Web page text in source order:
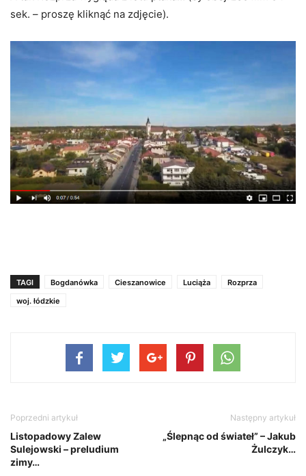
sek. – proszę kliknąć na zdjęcie).
TAGI Bogdanówka Cieszanowice Luciąża
Rozprza
woj. łódzkie
Poprzedni artykuł
Listopadowy Zalew
Sulejowski – preludium
zimy…
Następny artykuł
„Ślepnąc od świateł” – Jakub
Żulczyk…